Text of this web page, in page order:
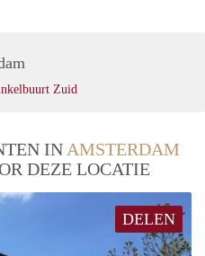
Zuid
IN AMSTERDAM
DEZE LOCATIE
DELEN